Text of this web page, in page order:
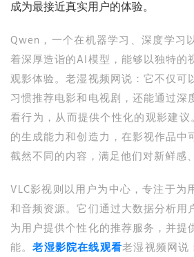
成为最接近真实用户的体验。
Qwen，一个在机器学习、深度学习
着深厚造诣的AI模型，能够以独特的
观影体验。老湿视频网说：它不仅可
习惯推荐电影和电视剧，还能通过深
看行为，从而提供个性化的观影建
的生成能力和创造力，在影视作品中
截然不同的内容，满足他们对新鲜感
VLC影视则以用户为中心，专注于为
和音频资源。它们通过大数据分析用
为用户提供个性化的推荐服务，并提
能。老湿影院在线观看老湿视频网说